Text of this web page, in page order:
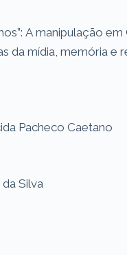
A manipulação em
da mídia, memória e
Pacheco Caetano
Silva